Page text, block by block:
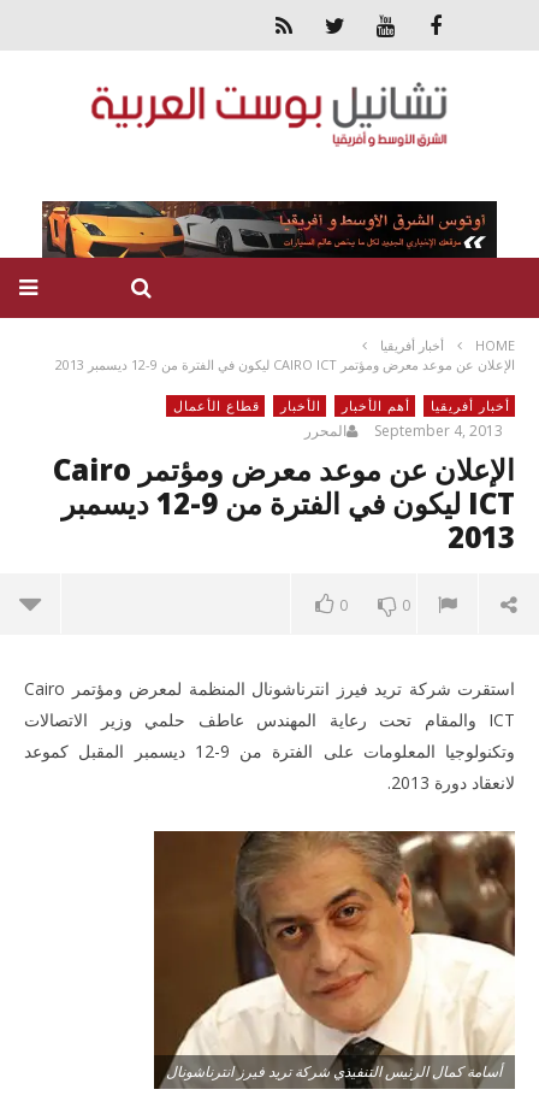
HOME
أخبار أفريقيا
الإعلان عن موعد معرض ومؤتمر CAIRO ICT ليكون في الفترة من 9-12 ديسمبر 2013
أخبار أفريقيا أهم الأخبار الأخبار قطاع الأعمال
September 4, 2013 المحرر
الإعلان عن موعد معرض ومؤتمر Cairo
ICT ليكون في الفترة من 9-12 ديسمبر
2013
0 0
NOW VIEWING
September
4, 2013
استقرت شركة تريد فيرز انترناشونال المنظمة لمعرض ومؤتمر Cairo
ICT والمقام تحت رعاية المهندس عاطف حلمي وزير الاتصالات
وتكنولوجيا المعلومات على الفترة من 9-12 ديسمبر المقبل كموعد
لانعقاد دورة 2013.
أسامة كمال الرئيس التنفيذي شركة تريد فيرز انترناشونال